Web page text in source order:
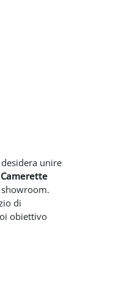
unire
Camerette
di
obiettivo